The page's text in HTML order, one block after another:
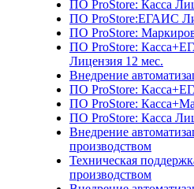
ПО ProStore: Касса
ПО ProStore:ЕГАИС
ПО ProStore:
ПО ProStore:
Лицензия 12 мес.
Внедрение
ПО ProStore:
ПО ProStore:
ПО ProStore: Касса
Внедрение
производством
Техническая
производством